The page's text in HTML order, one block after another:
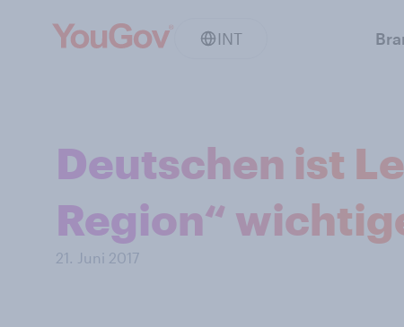
INT
Deutschen ist
Region“
21. Juni 2017